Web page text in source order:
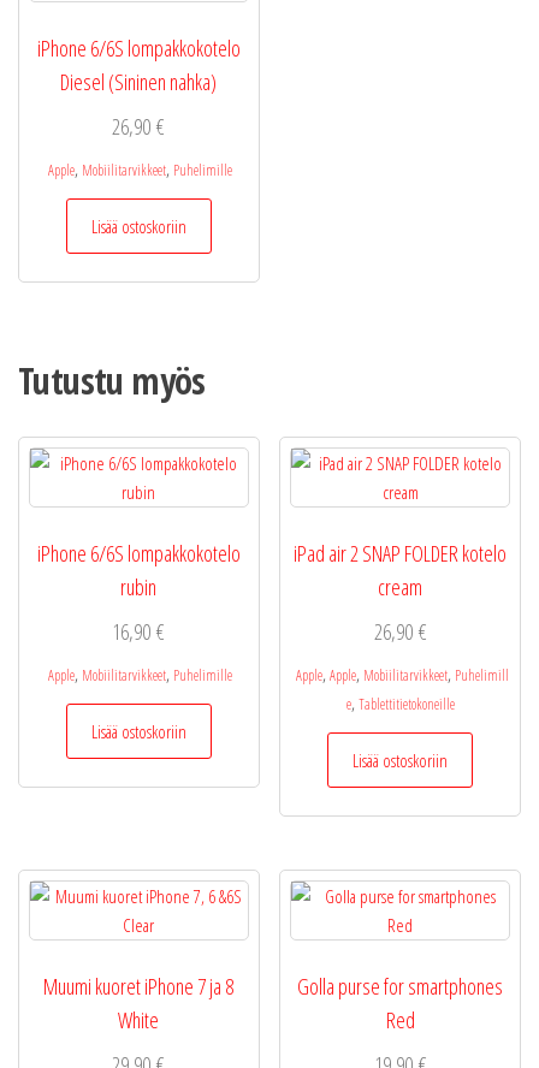
iPhone 6/6S lompakkokotelo
Diesel (Sininen nahka)
26,90€
Apple, Mobiilitarvikkeet, Puhelimille
Lisää ostoskoriin
Tutustu myös
iPhone 6/6S lompakkokotelo
rubin
16,90€
Apple, Mobiilitarvikkeet, Puhelimille
Lisää ostoskoriin
iPad air 2 SNAP FOLDER kotelo
cream
26,90 €
Apple, Apple, Mobiilitarvikkeet, Puhelimill
e, Tablettitietokoneille
Lisää ostoskoriin
Muumi kuoret iPhone 7 ja 8
White
Golla purse for smartphones
Red